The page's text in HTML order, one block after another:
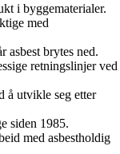
i byggematerialer.
med
asbest brytes ned.
retningslinjer ved
å utvikle seg etter
siden 1985.
med asbestholdig